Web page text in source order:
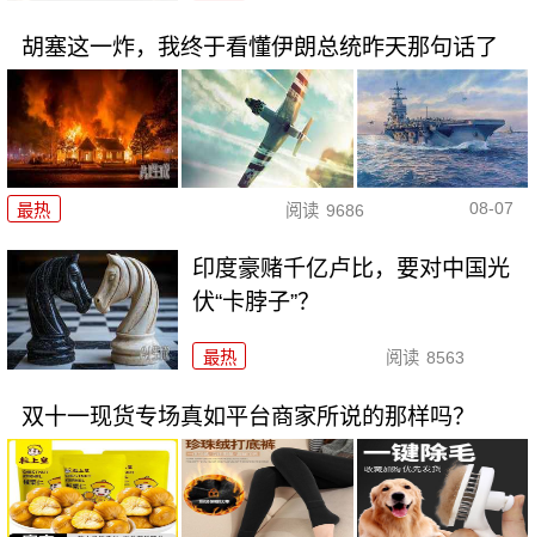
胡塞这一炸，我终于看懂伊朗总统昨天那句话了
最热 阅读 9686 08-07
印度豪赌千亿卢比，要对中国光
伏“卡脖子”？
最热 阅读 8563
双十一现货专场真如平台商家所说的那样吗？